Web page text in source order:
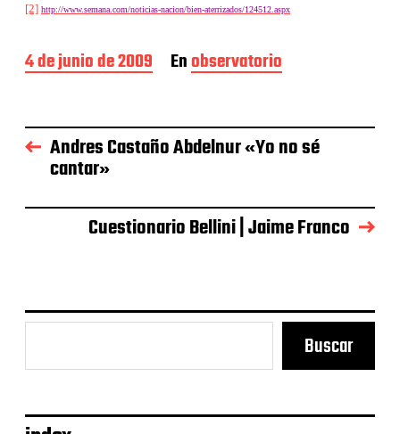
[2] http://www.semana.com/noticias-nacion/bien-aterrizados/124512.aspx
F
e
a
d
a
d
a
4 de junio de 2009 Enobservatorio
Andres Castaño Abdelnur «Yo no sé
cantar»
Cuestionario Bellini | Jaime Franco
Buscar